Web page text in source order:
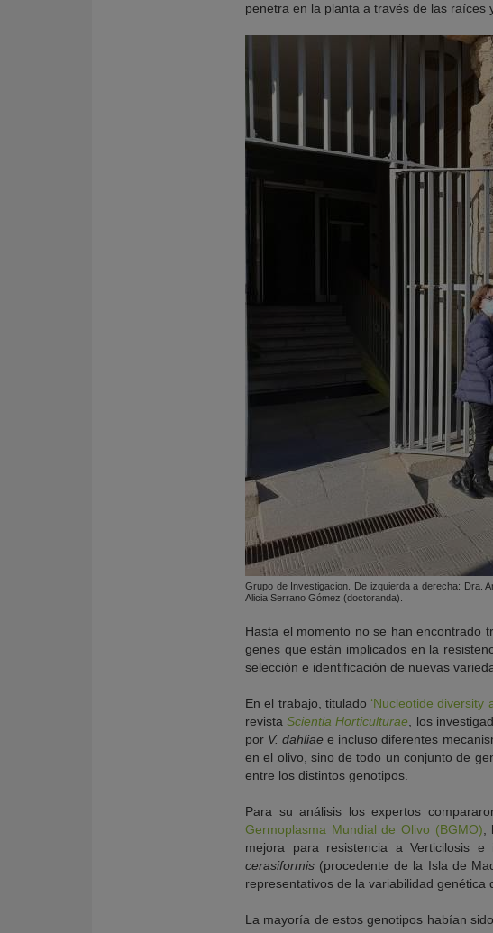
penetra en la planta a través de las raíces
Grupo de Investigacion. De izquierda a derecha: Dra.
Alicia Serrano Gómez (doctoranda).
Hasta el momento no se han encontrado
genes que están implicados en la
selección e identificación de nuevas
En el trabajo, titulado ‘Nucleotide diversity
revista Scientia Horticulturae , los
por V. dahliae e incluso diferentes
en el olivo, sino de todo un conjunto de
entre los distintos genotipos.
Para su análisis los expertos
Germoplasma Mundial de Olivo (BGMO)
mejora para resistencia a Verticilosis e
cerasiformis (procedente de la Isla de
representativos de la variabilidad genética
La mayoría de estos genotipos habían